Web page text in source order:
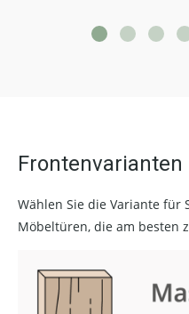
Frontenvarianten
Wählen Sie die Variante für
Möbeltüren, die am besten